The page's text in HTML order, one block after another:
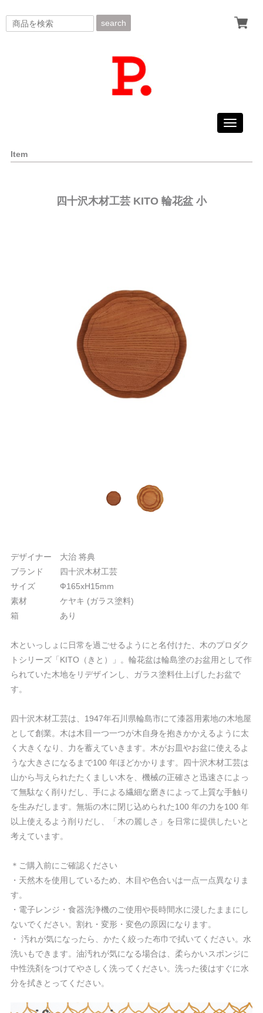
search
Toggle
Item
四十沢木材工芸 KITO 輪花盆 小
デザイナー 大治 将典
ブランド 四十沢木材工芸
サイズ Ф165xH15mm
素材 ケヤキ (ガラス塗料)
箱 あり
木といっしょに日常を過ごせるようにと名付けた、木のプロダク
トシリーズ「KITO（きと）」。輪花盆は輪島塗のお盆用として作
られていた木地をリデザインし、ガラス塗料仕上げしたお盆で
す。
四十沢木材工芸は、1947年石川県輪島市にて漆器用素地の木地屋
として創業。木は木目一つ一つが木自身を抱きかかえるように太
く大きくなり、力を蓄えていきます。木がお皿やお盆に使えるよ
うな大きさになるまで100 年ほどかかります。​四十沢木材工芸は
山から与えられたたくましい木を、機械の正確さと迅速さによっ
て無駄なく削りだし、手による繊細な磨きによって上質な手触り
を生みだします。無垢の木に閉じ込められた100 年の力を100 年
以上使えるよう削りだし、「木の麗しさ」を日常に提供したいと
考えています。
＊ご購入前にご確認ください
・天然木を使用しているため、木目や色合いは一点一点異なりま
す。
・電子レンジ・食器洗浄機のご使用や長時間水に浸したままにし
ないでください。割れ・変形・変色の原因になります。
・ 汚れが気になったら、かたく絞った布巾で拭いてください。水
洗いもできます。油汚れが気になる場合は、柔らかいスポンジに
中性洗剤をつけてやさしく洗ってください。洗った後はすぐに水
分を拭きとってください。